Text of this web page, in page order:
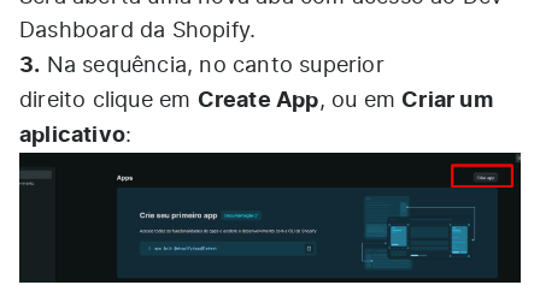
Dashboard da Shopify.
3. Na sequência, no canto superior
direito clique em Create App, ou em Criar um
aplicativo: